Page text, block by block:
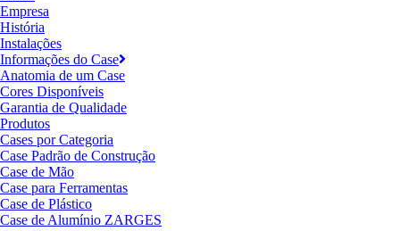
Empresa
História
Instalações
Informações do Case
Anatomia de um Case
Cores Disponíveis
Garantia de Qualidade
Produtos
Cases por Categoria
Case Padrão de Construção
Case de Mão
Case para Ferramentas
Case de Plástico
Case de Alumínio ZARGES